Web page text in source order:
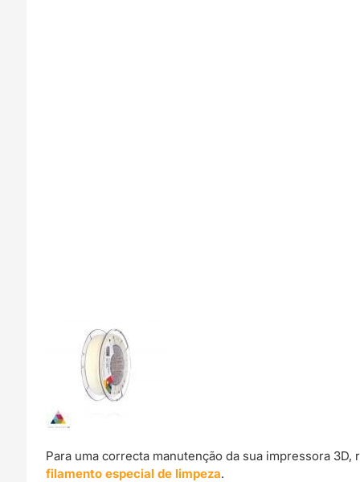
Para uma correcta manutenção da sua impressora
filamento especial de limpeza.